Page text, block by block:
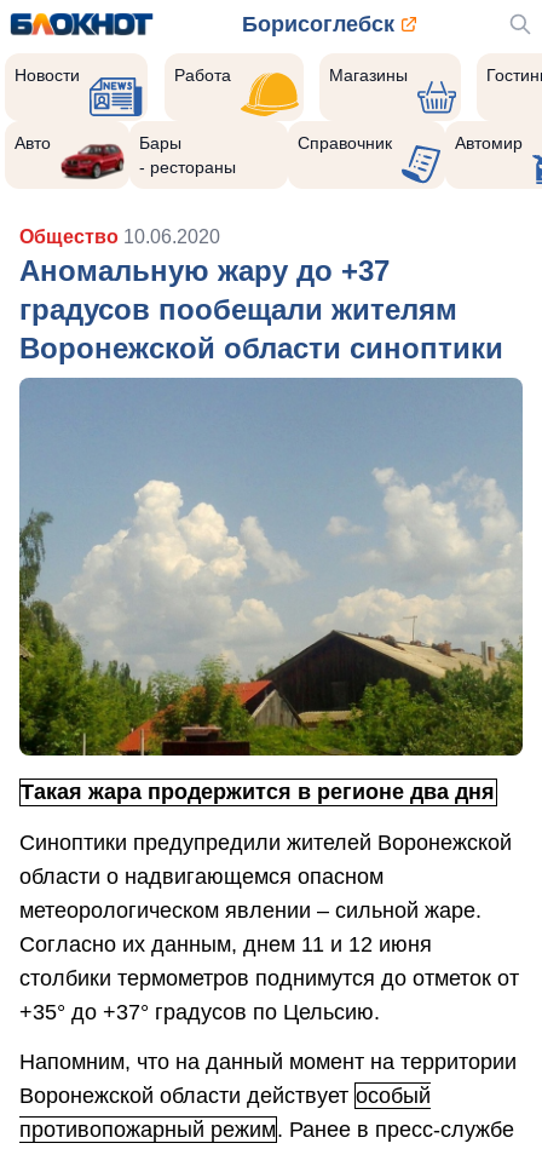
Борисоглебск
Новости Работа Магазины
Авто
Бары
- рестораны
Справочник Автомир
Общество 10.06.2020
Аномальную жару до +37
градусов пообещали жителям
Воронежской области синоптики
Такая жара продержится в регионе два дня
Синоптики предупредили жителей Воронежской
области о надвигающемся опасном
метеорологическом явлении – сильной жаре.
Согласно их данным, днем 11 и 12 июня
столбики термометров поднимутся до отметок от
+35° до +37° градусов по Цельсию.
Напомним, что на данный момент на территории
Воронежской области действует особый
противопожарный режим. Ранее в пресс-службе